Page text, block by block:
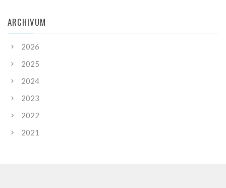
ARCHIVUM
2026
2025
2024
2023
2022
2021